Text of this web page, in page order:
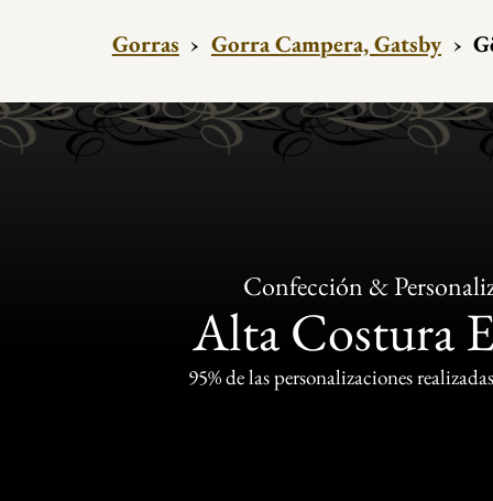
Gorras › Gorra Campera, Gatsby ›
Confección &
Alta Costura
95% de las personalizaciones